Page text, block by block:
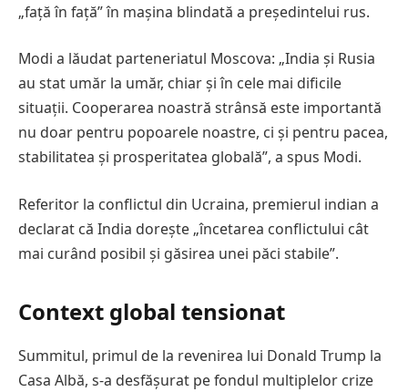
„față în față” în mașina blindată a președintelui rus.
Modi a lăudat parteneriatul Moscova: „India și Rusia
au stat umăr la umăr, chiar și în cele mai dificile
situații. Cooperarea noastră strânsă este importantă
nu doar pentru popoarele noastre, ci și pentru pacea,
stabilitatea și prosperitatea globală”, a spus Modi.
Referitor la conflictul din Ucraina, premierul indian a
declarat că India dorește „încetarea conflictului cât
mai curând posibil și găsirea unei păci stabile”.
Context global tensionat
Summitul, primul de la revenirea lui Donald Trump la
Casa Albă, s-a desfășurat pe fondul multiplelor crize